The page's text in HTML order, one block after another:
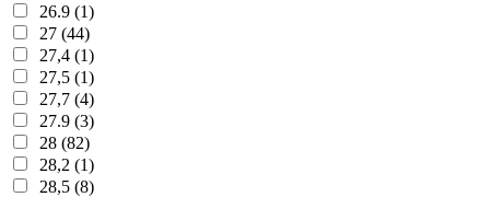
26.9 (1)
27 (44)
27,4 (1)
27,5 (1)
27,7 (4)
27.9 (3)
28 (82)
28,2 (1)
28,5 (8)